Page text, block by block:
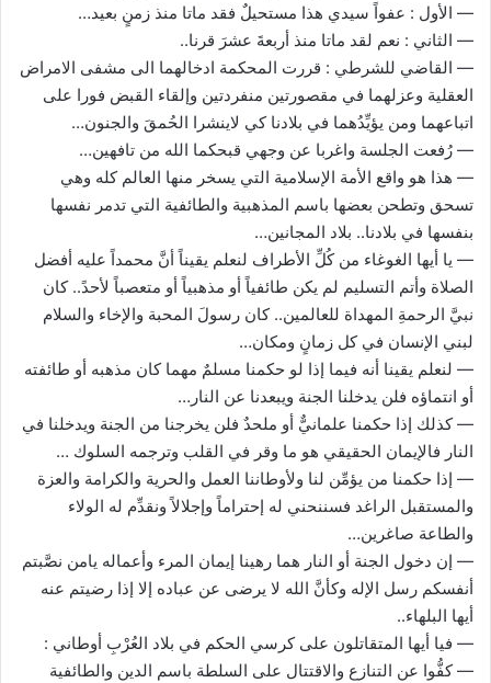
— الأول : عفواً سيدي هذا مستحيلٌ فقد ماتا منذ زمنٍ بعيد…
— الثاني : نعم لقد ماتا منذ أربعةَ عشرَ قرنا..
— القاضي للشرطي : قررت المحكمة ادخالهما الى مشفى الامراض
العقلية وعزلهما في مقصورتين منفردتين وإلقاء القبض فورا على
اتباعهما ومن يؤيِّدُهما في بلادنا كي لاينشرا الحُمقَ والجنون…
— رُفعت الجلسة واغربا عن وجهي قبحكما الله من تافهين…
— هذا هو واقع الأمة الإسلامية التي يسخر منها العالم كله وهي
تسحق وتطحن بعضها باسم المذهبية والطائفية التي تدمر نفسها
بنفسها في بلادنا.. بلاد المجانين…
— يا أيها الغوغاء من كُلِّ الأطراف لنعلم يقيناً أنَّ محمداً عليه أفضل
الصلاة وأتم التسليم لم يكن طائفياً أو مذهبياً أو متعصباً لأحدً.. كان
نبيَّ الرحمةِ المهداة للعالمين.. كان رسولَ المحبة والإخاء والسلام
لبني الإنسان في كل زمانٍ ومكان…
— لنعلم يقينا أنه فيما إذا لو حكمنا مسلمٌ مهما كان مذهبه أو طائفته
أو انتماؤه فلن يدخلنا الجنة ويبعدنا عن النار…
— كذلك إذا حكمنا علمانيٌّ أو ملحدٌ فلن يخرجنا من الجنة ويدخلنا في
النار فالإيمان الحقيقي هو ما وقر في القلب وترجمه السلوك …
— إذا حكمنا من يؤمِّن لنا ولأوطاننا العمل والحرية والكرامة والعزة
والمستقبل الراغد فسننحني له إحتراماً وإجلالاً ونقدِّم له الولاء
والطاعة صاغرين…
— إن دخول الجنة أو النار هما رهينا إيمان المرء وأعماله يامن نصَّبتم
أنفسكم رسل الإله وكأنَّ الله لا يرضى عن عباده إلا إذا رضيتم عنه
أيها البلهاء..
— فيا أيها المتقاتلون على كرسي الحكم في بلاد العُرْبِ أوطاني :
— كفُّوا عن التنازع والاقتتال على السلطة باسم الدين والطائفية